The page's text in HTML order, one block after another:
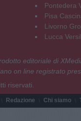
Pontedera
Pisa
Livorno
Lucca
editoriale di
on line registrato
riservati.
Redazione Chi siamo